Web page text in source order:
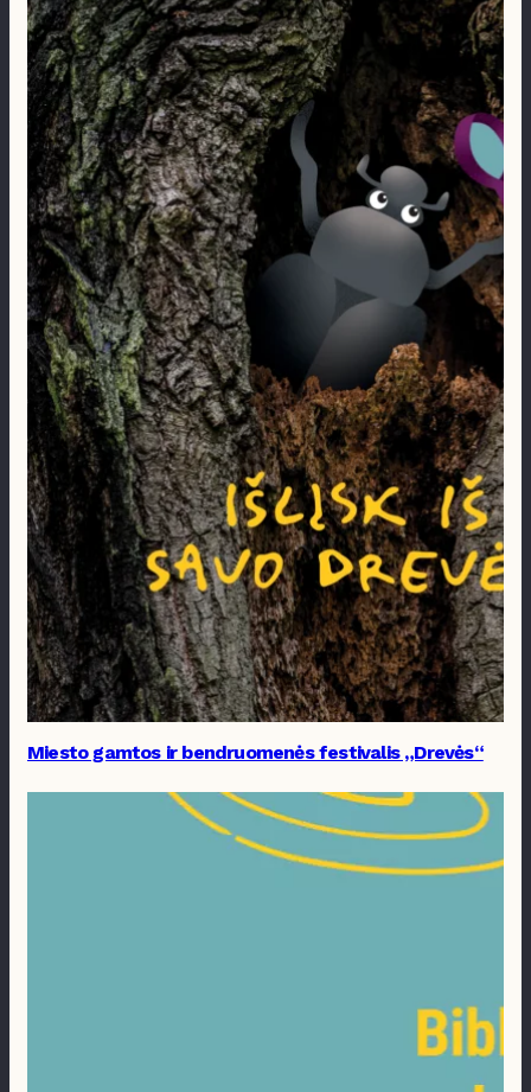
Miesto gamtos ir bendruomenės festivalis „Drevės“